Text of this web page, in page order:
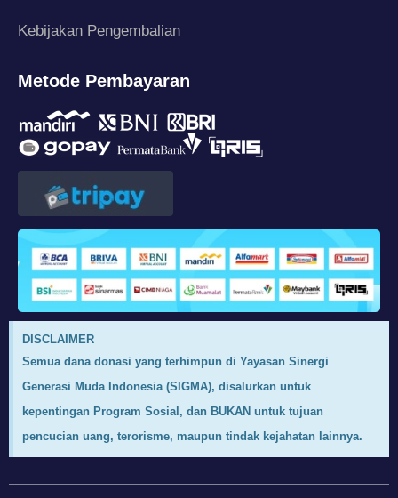
Kebijakan Pengembalian
Metode Pembayaran
DISCLAIMER
Semua dana donasi yang terhimpun di Yayasan Sinergi
Generasi Muda Indonesia (SIGMA), disalurkan untuk
kepentingan Program Sosial, dan BUKAN untuk tujuan
pencucian uang, terorisme, maupun tindak kejahatan lainnya.